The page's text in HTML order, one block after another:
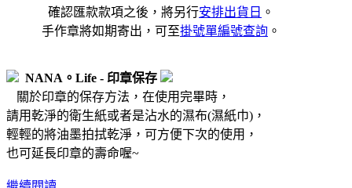
確認匯款款項之後，將另行安排出貨日 。
手作章將如期寄出，可至掛號單編號查詢 。
NANA。Life - 印章保存
關於印章的保存方法，在使用完畢時，
請用乾淨的衛生紙或者是沾水的濕布(濕紙巾)，
輕輕的將油墨拍拭乾淨，可方便下次的使用，
也可延長印章的壽命喔~